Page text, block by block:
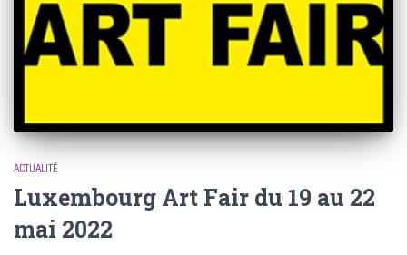
ACTUALITÉ
Luxembourg Art Fair du 19 au 22
mai 2022